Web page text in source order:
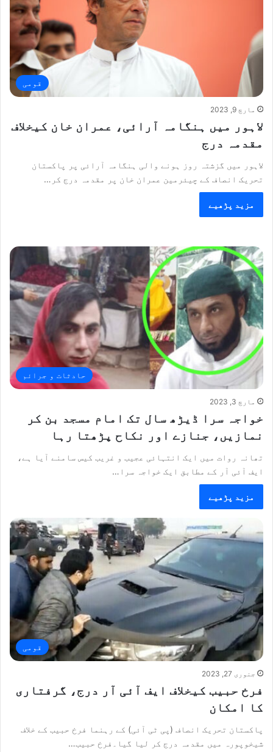
قومی
مارچ 9, 2023
لاہور میں ہنگامہ آرائی، عمران خان کیخلاف
مقدمہ درج
لاہور میں گزشتہ روز ہونے والی ہنگامہ آرائی پر پاکستان
تحریک انصاف کے چیئرمین عمران خان پر مقدمہ درج کر…
مزید پڑھیے
حادثات و جرائم
مارچ 3, 2023
خواجہ سرا ڈیڑھ سال تک امام مسجد بن کر
نمازیں، جنازے اور نکاح پڑھتا رہا
تھانہ روات میں ایک انتہائی عجیب و غریب کیس سامنے آیا ہے،
ایف آئی آر کے مطابق ایک خواجہ سرا…
مزید پڑھیے
قومی
جنوری 27, 2023
فرخ حبیب کیخلاف ایف آئی آر درج، گرفتاری
کا امکان
پاکستان تحریک انصاف (پی ٹی آئی) کے رہنما فرخ حبیب کے خلاف
شیخوپورہ میں مقدمہ درج کر لیا گیا۔فرخ حبیب…